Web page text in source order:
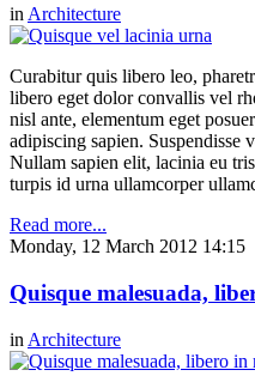
in Architecture
Curabitur quis libero leo,
libero eget dolor convallis vel
nisl ante, elementum eget
adipiscing sapien. Suspendisse
Nullam sapien elit, lacinia eu
turpis id urna ullamcorper
Read more...
Monday, 12 March 2012 14:15
Quisque malesuada,
in Architecture